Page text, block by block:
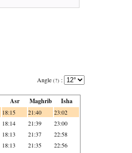
Angle (?) :
Asr Maghrib Isha
18:15 21:40 23:02
18:14 21:39 23:00
18:13 21:37 22:58
18:13 21:35 22:56